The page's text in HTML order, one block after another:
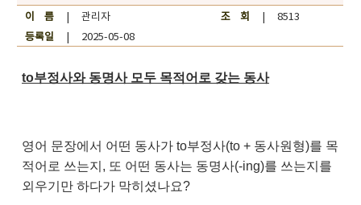
이 름| 관리자 조 회
| 8513
등록일| 2025-05-08
to부정사와 동명사 모두 목적어로 갖는 동사
영어 문장에서 어떤 동사가 to부정사(to + 동사원형)를 목
적어로 쓰는지, 또 어떤 동사는 동명사(-ing)를 쓰는지를
외우기만 하다가 막히셨나요?